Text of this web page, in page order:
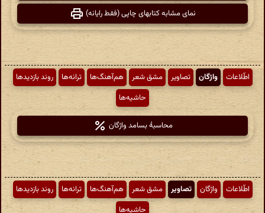
نمای مشابه کتابهای چاپی (فقط رایانه)
اطّلاعات واژگان تصاویر مشق شعر هم‌آهنگ‌ها ترانه‌ها
روند بازدیدها
حاشیه‌ها
محاسبهٔ بسامد واژگان
اطّلاعات واژگان تصاویر مشق شعر هم‌آهنگ‌ها ترانه‌ها
روند بازدیدها
حاشیه‌ها